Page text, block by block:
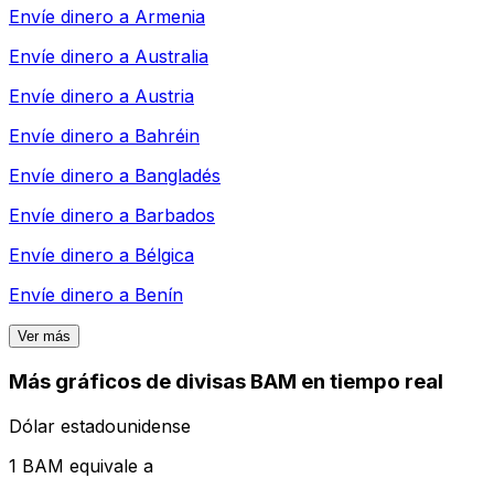
Envíe dinero a Armenia
Envíe dinero a Australia
Envíe dinero a Austria
Envíe dinero a Bahréin
Envíe dinero a Bangladés
Envíe dinero a Barbados
Envíe dinero a Bélgica
Envíe dinero a Benín
Ver más
Más gráficos de divisas BAM en tiempo real
Dólar estadounidense
1 BAM equivale a